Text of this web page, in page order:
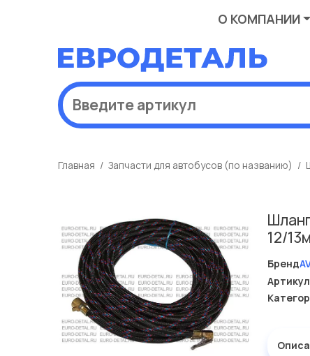
О КОМПАНИИ
Главная Запчасти для автобусов (по названию)
12/
Бренд
Артикул